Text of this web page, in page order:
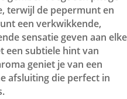
terwijl de pepermunt en
een verkwikkende,
sensatie geven aan elke
een subtiele hint van
geniet je van een
afsluiting die perfect in